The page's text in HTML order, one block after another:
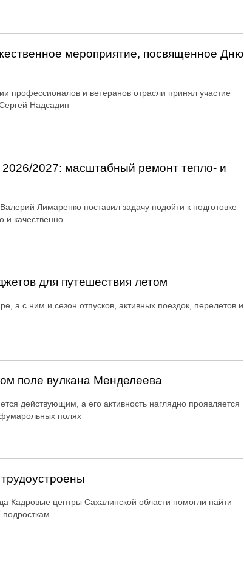
мероприятие, посвященное Дню
профессионалов и ветеранов отрасли принял участие
Надсадин
2026/2027: масштабный ремонт тепло- и
Лимаренко поставил задачу подойти к подготовке
и качественно
для путешествия летом
а с ним и сезон отпусков, активных поездок, перелетов и
поле вулкана Менделеева
действующим, а его активность наглядно проявляется
полях
Кадровые центры Сахалинской области помогли найти
подросткам